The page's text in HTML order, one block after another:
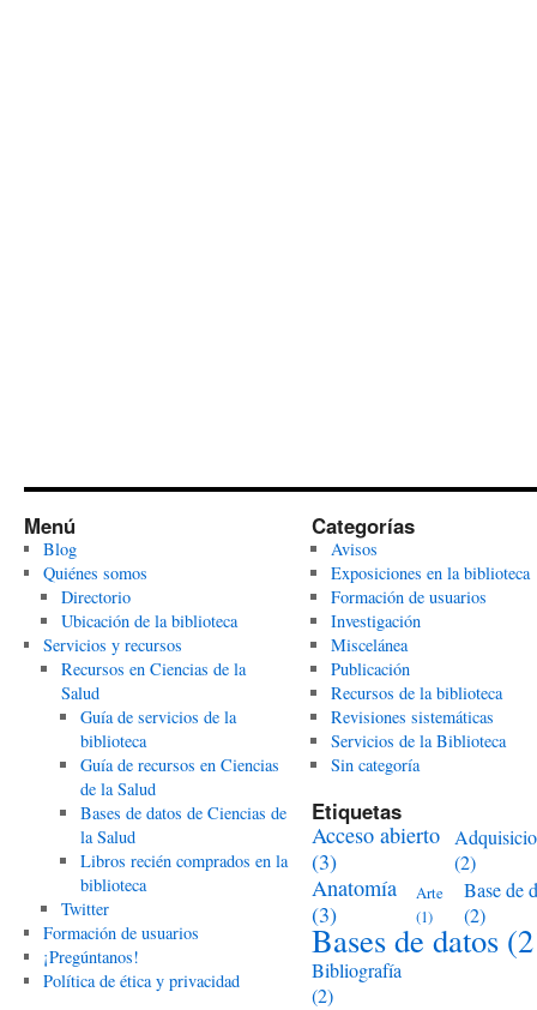
Menú
Blog
Quiénes somos
Directorio
Ubicación de la biblioteca
Servicios y recursos
Recursos en Ciencias de la
Salud
Guía de servicios de la
biblioteca
Guía de recursos en Ciencias
de la Salud
Bases de datos de Ciencias de
la Salud
Libros recién comprados en la
biblioteca
Twitter
Formación de usuarios
¡Pregúntanos!
Política de ética y privacidad
Categorías
Avisos
Exposiciones en la biblioteca
Formación de usuarios
Investigación
Miscelánea
Publicación
Recursos de la biblioteca
Revisiones sistemáticas
Servicios de la Biblioteca
Sin categoría
Etiquetas
Acceso abierto
(3)
(2)
Anatomía
(3)
Arte
(1)
Base de
(2)
Bases de datos
Bibliografía
(2)